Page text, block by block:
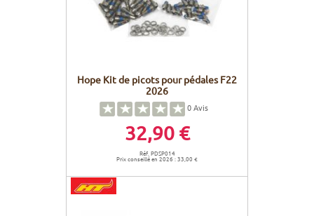
Hope Kit de picots pour pédales F22
2026
0Avis
32,90 €
Réf. PDSP014
Prix conseillé en 2026 : 33,00 €